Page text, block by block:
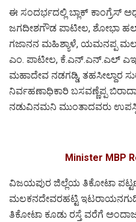
ಈ ಸಂದರ್ಭದಲ್ಲಿ ಬ್ಲಾಕ್ ಕಾಂಗ್ರೆಸ್
ಜಗದೀಶಗೌಡ ಪಾಟೀಲ, ಶೋಭಾ
ಗಜಾನನ ಮಹಿಶ್ಯಾಳೆ, ಯಮನಪ್ಪ‌
ಎಂ. ಪಾಟೀಲ, ಕೆ.ಎನ್.ಎನ್.ಎಲ್
ಮಹಾದೇವ ನಡಗಡ್ಡಿ, ತಹಸೀಲ್ದಾರ
ನಿರ್ವಹಣಾಧಿಕಾರಿ ಬಸವಣ್ಣೆಪ್ಪ
ನಡುವಿನಮನಿ ಮುಂತಾದವರು
Minister MBP
ವಿಜಯಪುರ ಜಿಲ್ಲೆಯ ತಿಕೋಟಾ
ಮಲಕನದೇವರಹಟ್ಟಿ ಇಟರಾಯನಗುಡಿ
ತಿಕೋಟಾ ಕೂಡು ರಸ್ತೆ ವರೆಗೆ